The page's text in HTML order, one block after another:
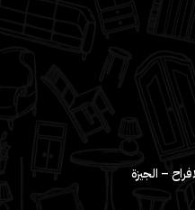
– الجيزة